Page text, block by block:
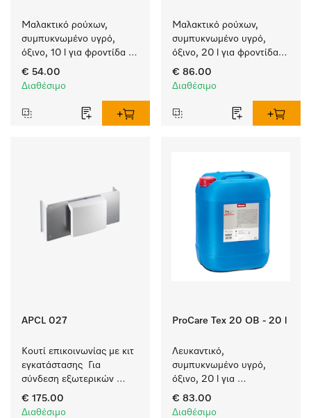
Μαλακτικό ρούχων,
συμπυκνωμένο υγρό,
όξινο, 10 l για φροντίδα
υφασμάτων, για
εξαιρετική υφή και
€ 54.00
Διαθέσιμο
Μαλακτικό ρούχων,
συμπυκνωμένο υγρό,
όξινο, 20 l για φροντίδα
υφασμάτων, για
εξαιρετική υφή και
€ 86.00
Διαθέσιμο
APCL 027
Κουτί επικοινωνίας με κιτ
εγκατάστασης  Για
σύνδεση εξωτερικών
συστημάτων και
στεγνωτηρίου με αντλία
€ 175.00
Διαθέσιμο
ProCare Tex 20 OB - 20 l
Λευκαντικό,
συμπυκνωμένο υγρό,
όξινο, 20 l για
αποτελεσματική
αφαίρεση επίμονων
€ 83.00
Διαθέσιμο